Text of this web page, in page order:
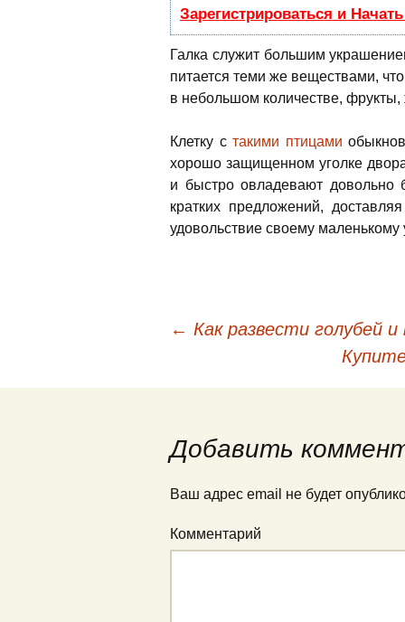
Зарегистрироваться и
Галка служит большим
питается теми же веществами,
в небольшом количестве, фрукты,
Клетку стакими птицами
хорошо защищенном уголке
и быстро овладевают довольно
кратких предложений,
удовольствие своему маленькому
Навигация по
← Как развести голубей
Добавить
Ваш адрес email не будет
Комментарий